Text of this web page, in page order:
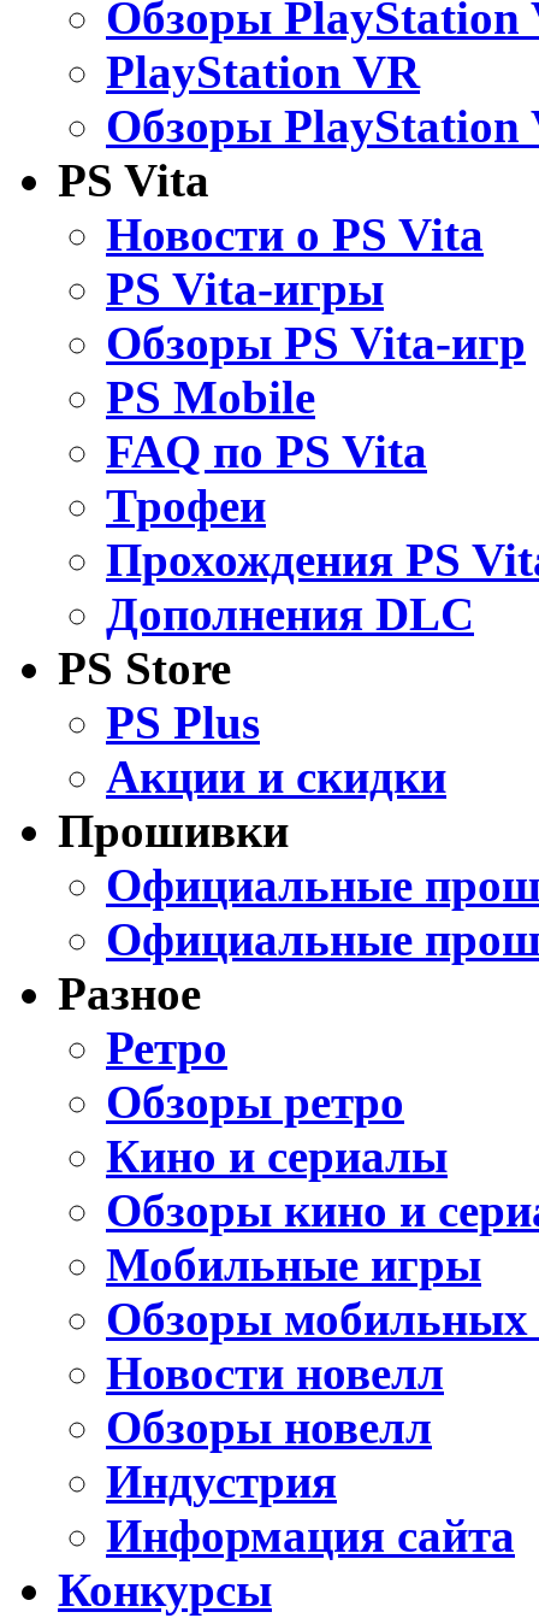
Обзоры PlayStation
PlayStation VR
Обзоры PlayStation
PS Vita
Новости о PS Vita
PS Vita-игры
Обзоры PS Vita-игр
PS Mobile
FAQ по PS Vita
Трофеи
Прохождения PS
Дополнения DLC
PS Store
PS Plus
Акции и скидки
Прошивки
Официальные
Официальные
Разное
Ретро
Обзоры ретро
Кино и сериалы
Обзоры кино и
Мобильные игры
Обзоры мобильных
Новости новелл
Обзоры новелл
Индустрия
Информация сайта
Конкурсы